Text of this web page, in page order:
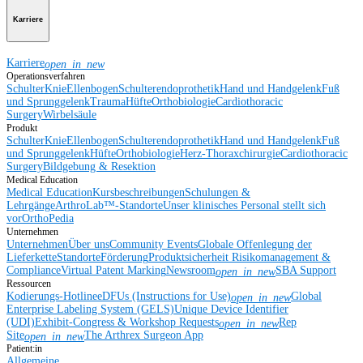
Karriere
Karriereopen_in_new
Operationsverfahren
SchulterKnieEllenbogenSchulterendoprothetikHand und HandgelenkFuß
und SprunggelenkTraumaHüfteOrthobiologieCardiothoracic
SurgeryWirbelsäule
Produkt
SchulterKnieEllenbogenSchulterendoprothetikHand und HandgelenkFuß
und SprunggelenkHüfteOrthobiologieHerz-ThoraxchirurgieCardiothoracic
SurgeryBildgebung & Resektion
Medical Education
Medical EducationKursbeschreibungenSchulungen &
LehrgängeArthroLab™-StandorteUnser klinisches Personal stellt sich
vorOrthoPedia
Unternehmen
UnternehmenÜber unsCommunity EventsGlobale Offenlegung der
LieferketteStandorteFörderungProduktsicherheit Risikomanagement &
ComplianceVirtual Patent MarkingNewsroomopen_in_newSBA Support
Ressourcen
Kodierungs-HotlineeDFUs (Instructions for Use)open_in_newGlobal
Enterprise Labeling System (GELS)Unique Device Identifier
(UDI)Exhibit-Congress & Workshop Requestsopen_in_newRep
Siteopen_in_newThe Arthrex Surgeon App
Patient:in